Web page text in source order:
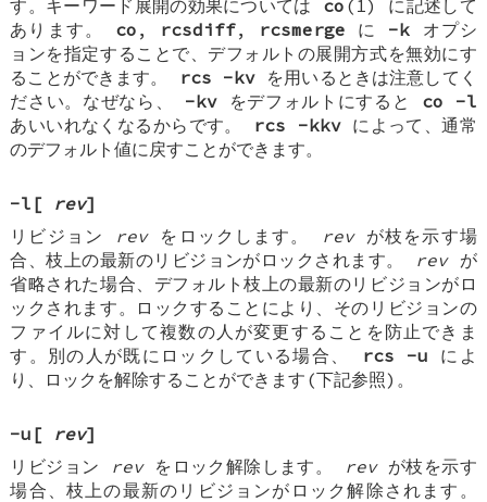
す。キーワード展開の効果については co (1) に記述して
あります。 co , rcsdiff, rcsmerge に -k オプシ
ョンを指定することで、デフォルトの展開方式を無効にす
ることができます。
rcs -kvを用いるときは注意してく
ださい。なぜなら、 -kv をデフォルトにすると co -l
あいいれなくなるからです。 rcs -kkvによって、通常
のデフォルト値に戻すことができます。
-l [ rev]
リビジョン revをロックします。 revが枝を示す場
合、枝上の最新のリビジョンがロックされます。 revが
省略された場合、デフォルト枝上の最新のリビジョンがロ
ックされます。ロックすることにより、そのリビジョンの
ファイルに対して複数の人が変更することを防止できま
す。別の人が既にロックしている場合、
rcs -u によ
り、ロックを解除することができます(下記参照)。
-u [ rev]
リビジョン
revをロック解除します。 revが枝を示す
場合、枝上の最新のリビジョンがロック解除されます。